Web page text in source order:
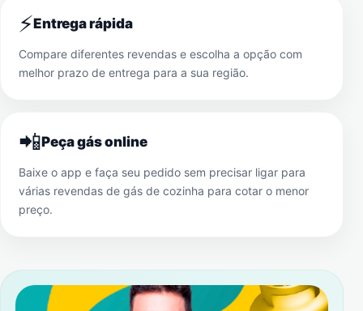
⚡Entrega rápida
Compare diferentes revendas e escolha a opção com
melhor prazo de entrega para a sua região.
📲Peça gás online
Baixe o app e faça seu pedido sem precisar ligar para
várias revendas de gás de cozinha para cotar o menor
preço.